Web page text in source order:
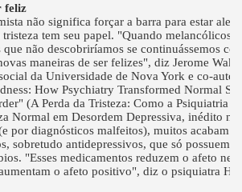
feliz
não significa forçar a barra para estar
tem seu papel. "Quando melancólicos,
não descobriríamos se continuássemos
maneiras de ser felizes", diz Jerome
da Universidade de Nova York e co-autor
How Psychiatry Transformed Normal
(A Perda da Tristeza: Como a Psiquiatria
Normal em Desordem Depressiva, inédito
por diagnósticos malfeitos), muitos acabam
sobretudo antidepressivos, que só possuem
"Esses medicamentos reduzem o afeto
o afeto positivo", diz o psiquiatra